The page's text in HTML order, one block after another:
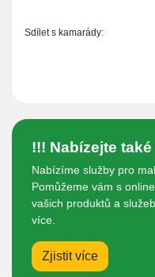
Sdílet s kamarády:
!!! Nabízejte
Nabízíme služby pro
Pomůžeme vám s
vašich produktů a
více.
Zjistit více